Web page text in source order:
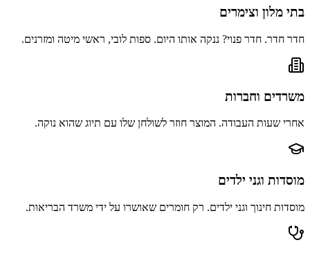
בתי מלון וצימרים
חדר חדר. חדר פנוי? ננקה אותו היום. ספות לובי, ראשי מיטה ומזרנים.
משרדים וחברות
אחרי שעות העבודה. המוצר חוזר לשולחן שלו עם תיוג שהוא נוקה.
מוסדות וגני ילדים
מוסדות חינוך וגני ילדים. רק חומרים שאושרו על ידי משרד הבריאות.